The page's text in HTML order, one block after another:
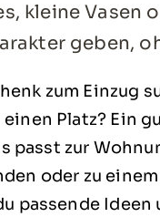
kleine Vasen
geben,
zum Einzug
Platz? Ein
passt zur
oder zu
passende